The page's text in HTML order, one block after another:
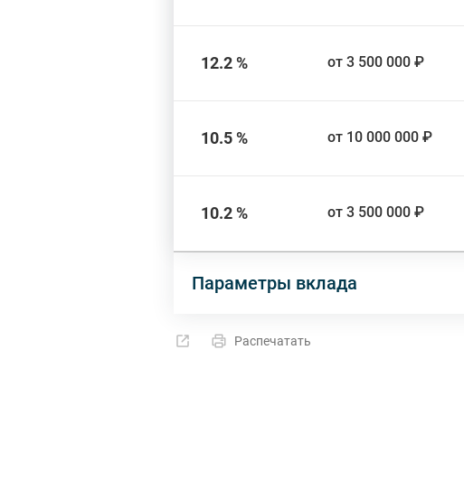
12.2 % от 3 500 000 ₽
10.5 % от 10 000 000 ₽
10.2 % от 3 500 000 ₽
Параметры вклада
Распечатать